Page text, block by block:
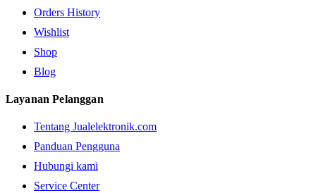
Orders History
Wishlist
Shop
Blog
Layanan Pelanggan
Tentang Jualelektronik.com
Panduan Pengguna
Hubungi kami
Service Center